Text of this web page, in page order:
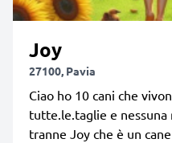
Joy
27100, Pavia
Ciao ho 10 cani che
tutte.le.taglie e
tranne Joy che è un